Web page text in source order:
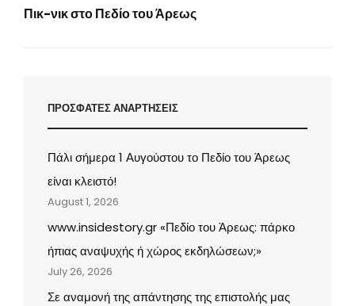
Πικ-νικ στο Πεδίο του Άρεως
ΠΡΟΣΦΑΤΕΣ ΑΝΑΡΤΗΣΕΙΣ
Πάλι σήμερα 1 Αυγούστου το Πεδίο του Άρεως
είναι κλειστό!
August 1, 2026
www.insidestory.gr «Πεδίο του Άρεως: πάρκο
ήπιας αναψυχής ή χώρος εκδηλώσεων;»
July 26, 2026
Σε αναμονή της απάντησης της επιστολής μας